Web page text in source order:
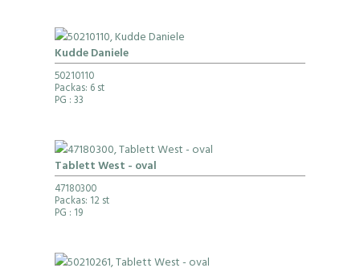
Kudde Daniele
50210110
Packas: 6 st
PG : 33
Tablett West - oval
47180300
Packas: 12 st
PG : 19